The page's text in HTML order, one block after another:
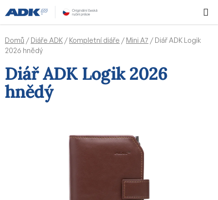
na
obsah
KOŠÍK
Domů / Diáře ADK / Kompletní diáře / Mini A7 / Diář ADK Logik
2026 hnědý
Diář ADK Logik 2026
hnědý